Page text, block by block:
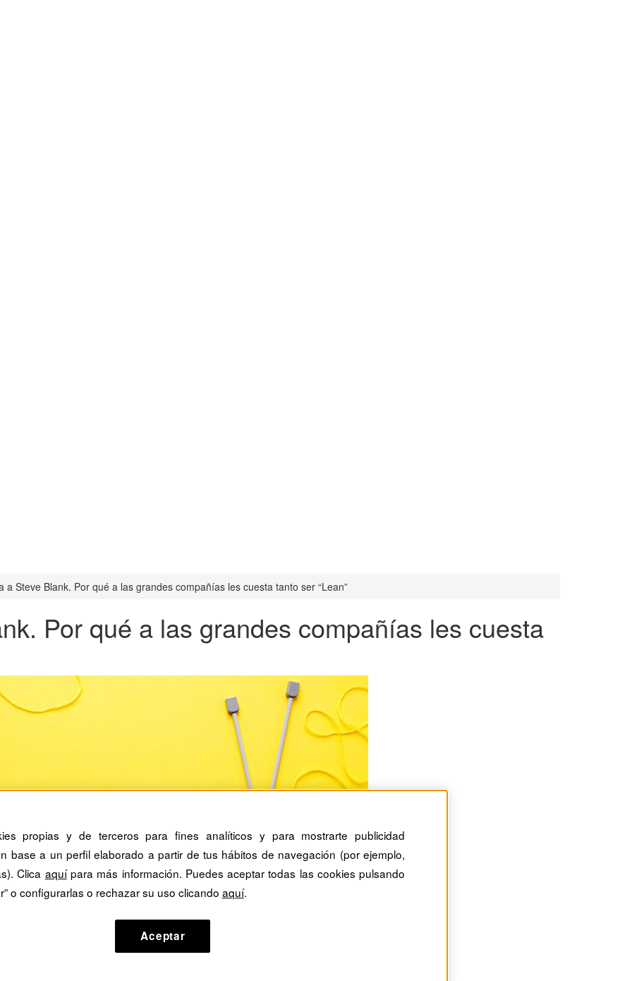
a Steve Blank. Por qué a las grandes compañías les cuesta tanto ser “Lean”
Por qué a las grandes compañías les cuesta
propias y de terceros para fines analíticos y para mostrarte publicidad
base a un perfil elaborado a partir de tus hábitos de navegación (por ejemplo,
Clica aquípara más información. Puedes aceptar todas las cookies pulsando
o configurarlas o rechazar su uso clicando aquí.
Aceptar